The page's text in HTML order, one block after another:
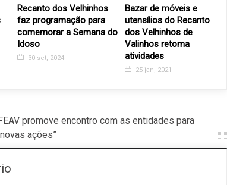
Recanto dos Velhinhos
faz programação para
comemorar a Semana do
Idoso
30 set, 2024
Bazar de móveis e
utensílios do Recanto
dos Velhinhos de
Valinhos retoma
atividades
25 jan, 2021
promove encontro com as entidades para
ações”